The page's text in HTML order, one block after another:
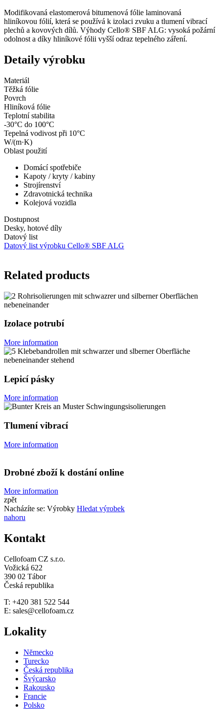
Modifikovaná elastomerová bitumenová fólie laminovaná
hliníkovou fólií, která se používá k izolaci zvuku a tlumení vibrací
plechů a kovových dílů. Výhody Cello® SBF ALG: vysoká požární
odolnost a díky hliníkové fólii vyšší odraz tepelného záření.
Detaily výrobku
Materiál
Těžká fólie
Povrch
Hliníková fólie
Teplotní stabilita
-30°C do 100°C
Tepelná vodivost při 10°C
W/(m·K)
Oblast použití
Domácí spotřebiče
Kapoty / kryty / kabiny
Strojírenství
Zdravotnická technika
Kolejová vozidla
Dostupnost
Desky, hotové díly
Datový list
Datový list výrobku Cello® SBF ALG
Related products
Izolace potrubí
More information
Lepicí pásky
More information
Tlumení vibrací
More information
Drobné zboží k dostání online
More information
zpět
Nacházíte se: Výrobky Hledat výrobek
nahoru
Kontakt
Cellofoam CZ s.r.o.
Vožická 622
390 02 Tábor
Česká republika
T: +420 381 522 544
E: sales@cellofoam.cz
Lokality
Nĕmecko
Turecko
Česká republika
Švýcarsko
Rakousko
Francie
Polsko